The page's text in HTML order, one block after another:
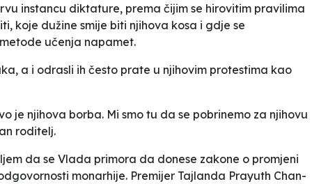
instancu diktature, prema čijim se hirovitim pravilima
koje dužine smije biti njihova kosa i gdje se
učenja napamet.
a i odrasli ih često prate u njihovim protestima kao
je njihova borba. Mi smo tu da se pobrinemo za njihovu
roditelj.
da se Vlada primora da donese zakone o promjeni
monarhije. Premijer Tajlanda Prayuth Chan-